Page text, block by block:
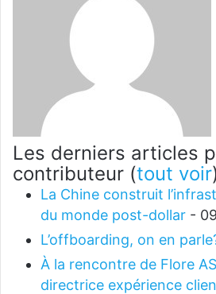
Les derniers articles
contributeur (tout voir
La Chine construit
du monde post-dollar -
L’offboarding, on en
À la rencontre de Flore
directrice expérience